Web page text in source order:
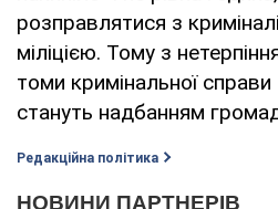
розправлятися з
міліцією. Тому з
томи кримінальної
стануть надбанням
Редакційна політика